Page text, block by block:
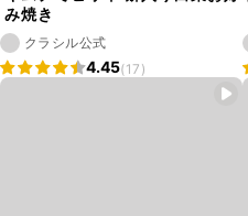
み焼き
クラシル公式
4.45(17)